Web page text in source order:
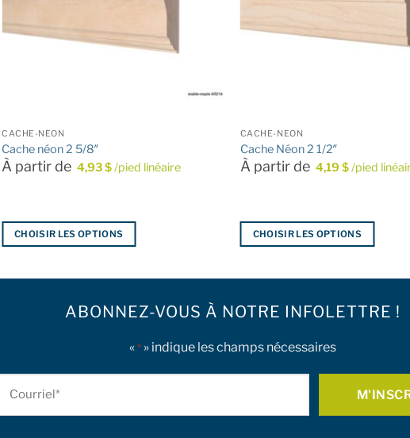
CACHE-NÉON
Cache néon 2 5/8″
À partir de 4,93$/pied linéaire
CHOISIR LES OPTIONS
être
choisies
CACHE-NÉON
Cache Néon 2 1/2″
À partir de 4,19 $/pied
CHOISIR LES OPTIONS
plusieurs
Les
choisies
ABONNEZ-VOUS À NOTRE INFOLETTRE !
«*» indique les champs nécessaires